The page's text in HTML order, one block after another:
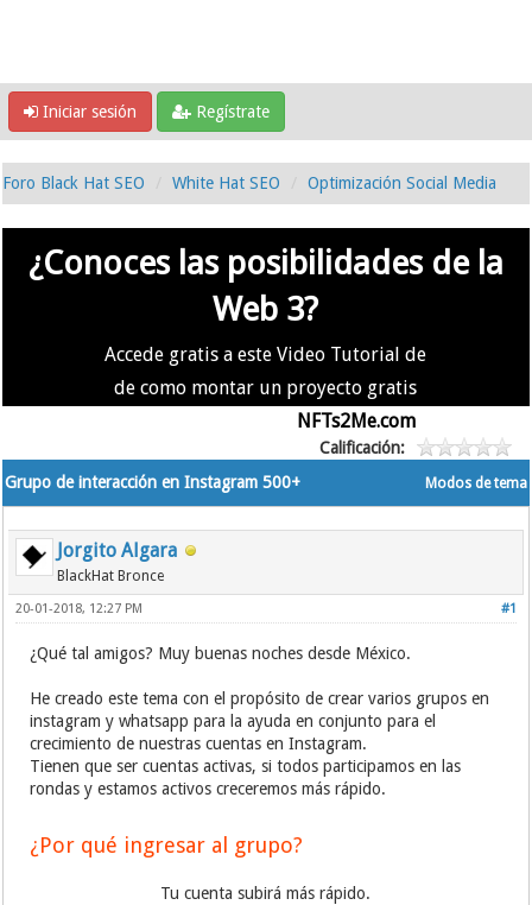
Iniciar sesión Regístrate
Foro Black Hat SEO White Hat SEO Optimización Social Media
¿Conoces las posibilidades de la
Web 3?
Accede gratis a este Video Tutorial de
de como montar un proyecto gratis
NFTs2Me.com
Calificación:
Modos de tema
Grupo de interacción en Instagram 500+
Jorgito Algara
BlackHat Bronce
#1
20-01-2018, 12:27 PM
¿Qué tal amigos? Muy buenas noches desde México.
He creado este tema con el propósito de crear varios grupos en
instagram y whatsapp para la ayuda en conjunto para el
crecimiento de nuestras cuentas en Instagram.
Tienen que ser cuentas activas, si todos participamos en las
rondas y estamos activos creceremos más rápido.
¿Por qué ingresar al grupo?
Tu cuenta subirá más rápido.